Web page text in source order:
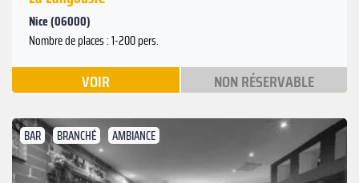
Nice (06000)
Nombre de places : 1-200 pers.
VOIR NON RÉSERVABLE
BAR BRANCHÉ AMBIANCE